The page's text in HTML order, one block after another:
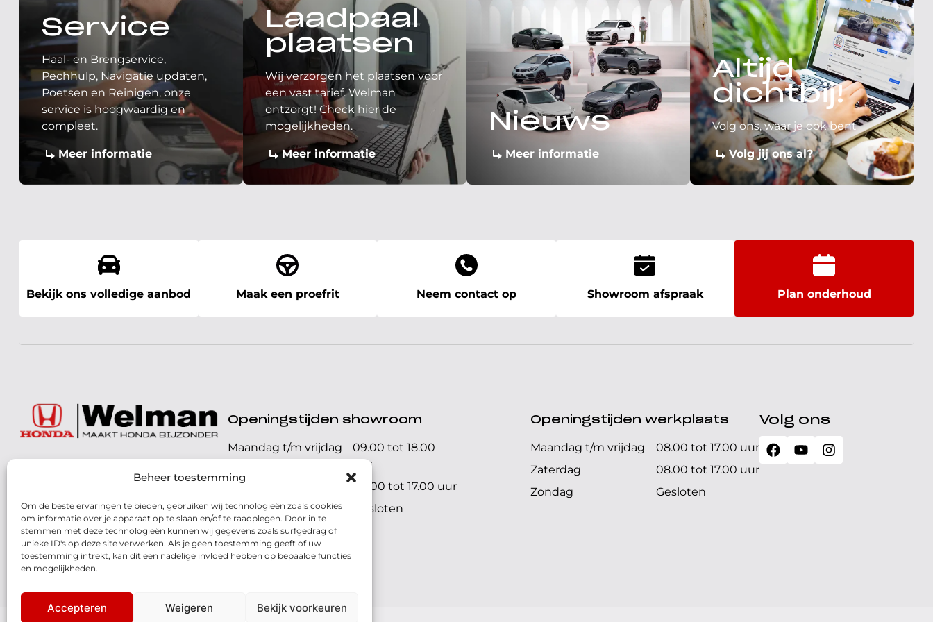
Beheer toestemming
Om de beste ervaringen te bieden, gebruiken wij technologieën zoals cookies
om informatie over je apparaat op te slaan en/of te raadplegen. Door in te
stemmen met deze technologieën kunnen wij gegevens zoals surfgedrag of
unieke ID's op deze site verwerken. Als je geen toestemming geeft of uw
toestemming intrekt, kan dit een nadelige invloed hebben op bepaalde functies
en mogelijkheden.
Accepteren Weigeren Bekijk voorkeuren
Service
Haal- en Brengservice,
Pechhulp, Navigatie updaten,
Poetsen en Reinigen, onze
service is hoogwaardig en
compleet.
Meer informatie
Laadpaal
plaatsen
Wij verzorgen het plaatsen voor
een vast tarief. Welman
ontzorgt! Check hier de
mogelijkheden.
Meer informatie
Nieuws
Meer informatie
Altijd
dichtbij!
Volg ons, waar je ook bent
Volg jij ons al?
Bekijk ons volledige aanbod Maak een proefrit Neem contact op Showroom afspraak Plan onderhoud
072 - 57 16 9 40
Parelweg 3, 1812 RS
Alkmaar
Routebeschrijving
Openingstijden showroom
Maandag t/m vrijdag
09.00 tot 18.00
uur
Zaterdag
09.00 tot 17.00 uur
Zondag
Gesloten
Openingstijden werkplaats
Maandag t/m vrijdag
08.00 tot 17.00 uur
Zaterdag
08.00 tot 17.00 uur
Zondag
Gesloten
Volg ons